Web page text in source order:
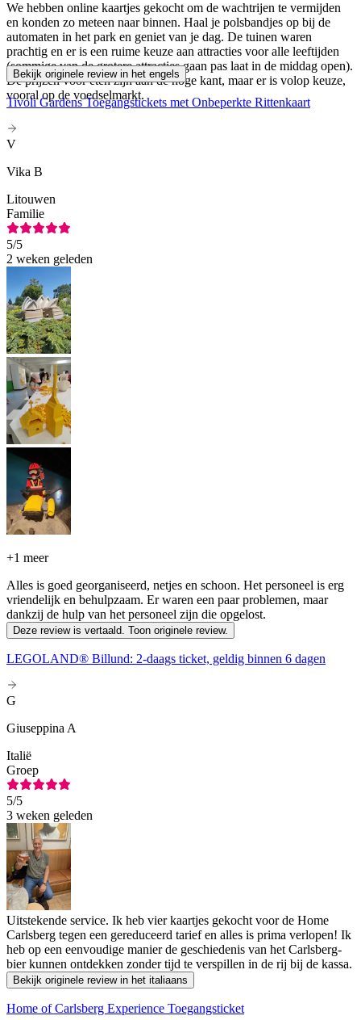
We hebben online kaartjes gekocht om de wachtrijen te vermijden
en konden zo meteen naar binnen. Haal je polsbandjes op bij de
automaten in het park en geniet van je dag. De tuinen waren
prachtig en er is een ruime keuze aan attracties voor alle leeftijden
(sommige van de grotere attracties gaan pas laat in de middag open).
De prijzen voor eten zijn aan de hoge kant, maar er is volop keuze,
vooral op de voedselmarkt.
Bekijk originele review in het engels
Tivoli Gardens Toegangstickets met Onbeperkte Rittenkaart
V
Vika B
Litouwen
Familie
5/5
2 weken geleden
+1 meer
Alles is goed georganiseerd, netjes en schoon. Het personeel is erg
vriendelijk en behulpzaam. Er waren een paar problemen, maar
dankzij de hulp van het personeel zijn die opgelost.
Deze review is vertaald. Toon originele review.
LEGOLAND® Billund: 2-daags ticket, geldig binnen 6 dagen
G
Giuseppina A
Italië
Groep
5/5
3 weken geleden
Uitstekende service. Ik heb vier kaartjes gekocht voor de Home
Carlsberg tegen een gereduceerd tarief en alles is prima verlopen! Ik
heb op een eenvoudige manier de geschiedenis van het Carlsberg-
bier kunnen ontdekken zonder tijd te verspillen in de rij bij de kassa.
Bekijk originele review in het italiaans
Home of Carlsberg Experience Toegangsticket